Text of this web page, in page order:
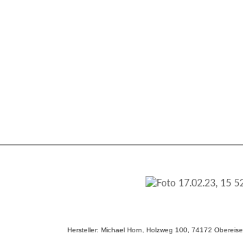
Hersteller: Michael Horn, Holzweg 100, 74172